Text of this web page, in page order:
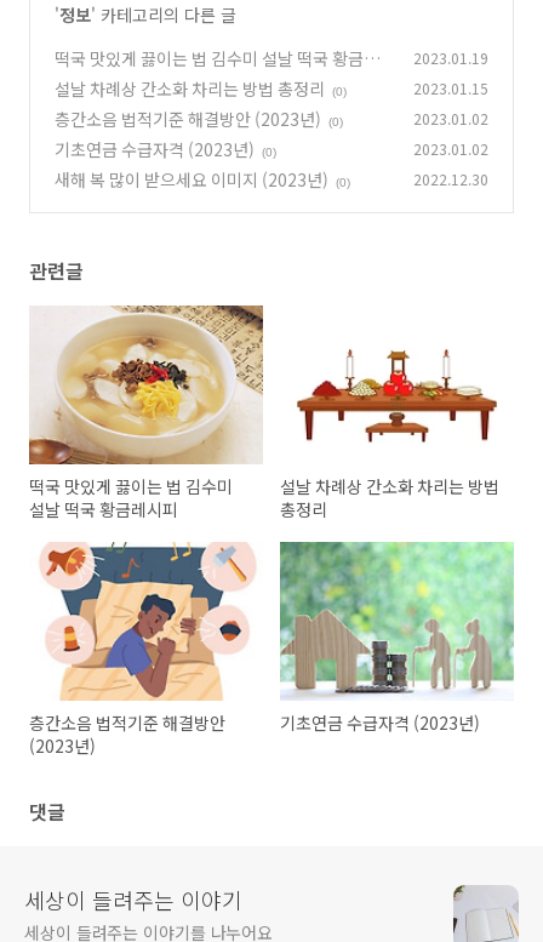
'정보' 카테고리의 다른 글
떡국 맛있게 끓이는 법 김수미 설날 떡국 황금레
시피 (0)
2023.01.19
설날 차례상 간소화 차리는 방법 총정리 (0) 2023.01.15
층간소음 법적기준 해결방안 (2023년) (0) 2023.01.02
기초연금 수급자격 (2023년) (0) 2023.01.02
새해 복 많이 받으세요 이미지 (2023년) (0) 2022.12.30
관련글
떡국 맛있게 끓이는 법 김수미
설날 떡국 황금레시피
설날 차례상 간소화 차리는 방법
총정리
층간소음 법적기준 해결방안
(2023년)
기초연금 수급자격 (2023년)
댓글
세상이 들려주는 이야기
세상이 들려주는 이야기를 나누어요